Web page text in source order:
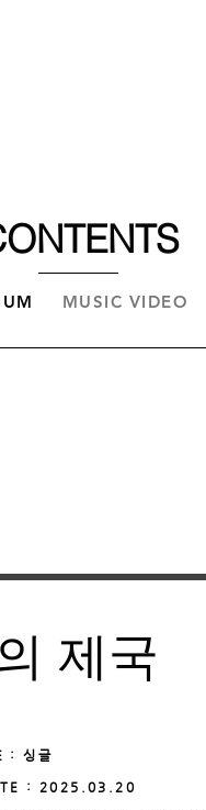
MUSIC VIDEO
제국
: 싱글
: 2025.03.20